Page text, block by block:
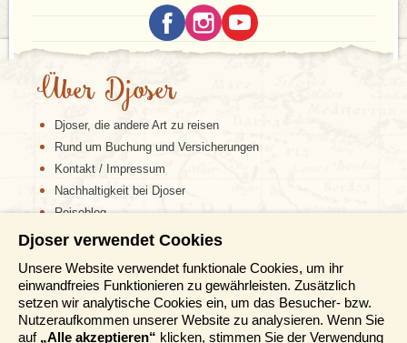
Über Djoser
Djoser, die andere Art zu reisen
Rund um Buchung und Versicherungen
Kontakt / Impressum
Nachhaltigkeit bei Djoser
Reiseblog
Informationen
Reisemessen
Häufig gestellte Fragen
AGB
Djoser verwendet Cookies
Unsere Website verwendet funktionale Cookies, um ihr
einwandfreies Funktionieren zu gewährleisten. Zusätzlich
setzen wir analytische Cookies ein, um das Besucher- bzw.
Nutzeraufkommen unserer Website zu analysieren. Wenn Sie
auf „Alle akzeptieren“ klicken, stimmen Sie der Verwendung